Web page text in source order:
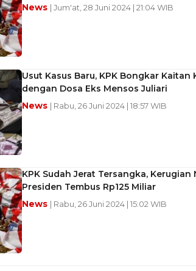
News | Jum'at, 28 Juni 2024 | 21:04 WIB
Usut Kasus Baru, KPK Bongkar
dengan Dosa Eks Mensos Juliari
News | Rabu, 26 Juni 2024 | 18:57 WIB
KPK Sudah Jerat Tersangka, Kerugian
Presiden Tembus Rp125 Miliar
News | Rabu, 26 Juni 2024 | 15:02 WIB